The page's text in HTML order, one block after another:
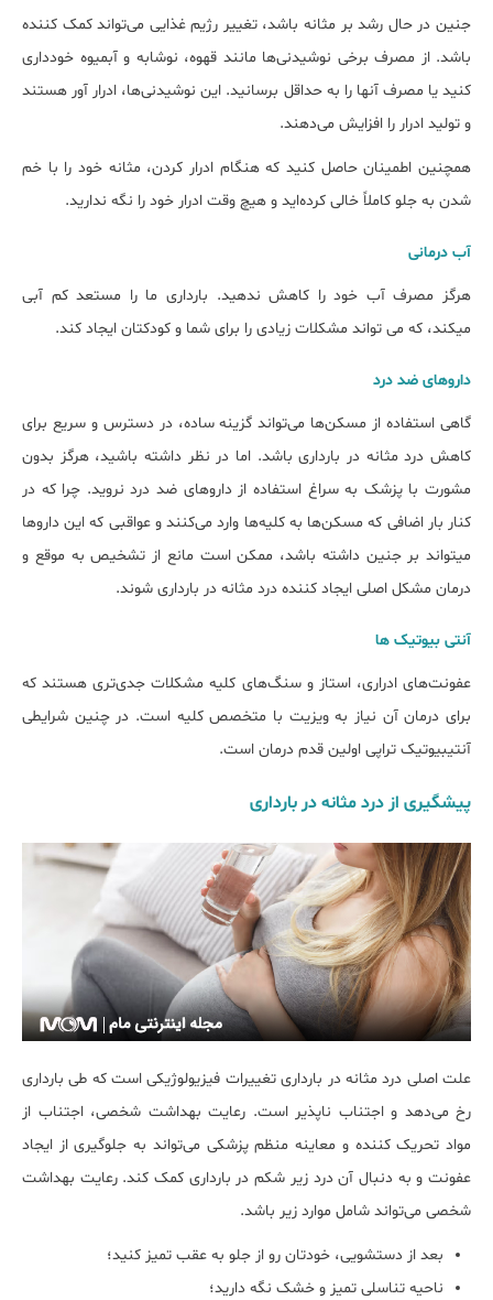
جنین در حال رشد بر مثانه باشد، تغییر رژیم غذایی می‌تواند کمک کننده
باشد. از مصرف برخی نوشیدنی‌‏ها مانند قهوه، نوشابه و آبمیوه خودداری
کنید یا مصرف آن‎ها را به حداقل برسانید. این نوشیدنی‎‌ها، ادرار آور هستند
و تولید ادرار را افزایش می‌‎دهند.
همچنین اطمینان حاصل کنید که هنگام ادرار کردن، مثانه خود را با خم
شدن به جلو کاملاً خالی کرده‌اید و هیچ وقت ادرار خود را نگه ندارید.
آب درمانی
هرگز مصرف آب خود را کاهش ندهید. بارداری ما را مستعد کم آبی
می‏کند، که می تواند مشکلات زیادی را برای شما و کودکتان ایجاد کند.
داروهای ضد درد
گاهی استفاده از مسکن‌ها می‌تواند گزینه ساده، در دسترس و سریع برای
کاهش درد مثانه در بارداری باشد. اما در نظر داشته باشید، هرگز بدون
مشورت با پزشک به سراغ استفاده از داروهای ضد درد نروید. چرا که در
کنار بار اضافی که مسکن‌ها به کلیه‌ها وارد می‌کنند و عواقبی که این داروها
می‎تواند بر جنین داشته باشد، ممکن است مانع از تشخیص به موقع و
درمان مشکل اصلی ایجاد کننده درد مثانه در بارداری شوند.
آنتی بیوتیک ها
عفونت‌های ادراری، استاز و سنگ‌های کلیه مشکلات جدی‌تری هستند که
برای درمان آن نیاز به ویزیت با متخصص کلیه است. در چنین شرایطی
آنتی‎بیوتیک تراپی اولین قدم درمان است.
پیشگیری از درد مثانه در بارداری
علت اصلی درد مثانه در بارداری تغییرات فیزیولوژیکی است که طی بارداری
رخ می‌دهد و اجتناب ناپذیر است. رعایت بهداشت شخصی، اجتناب از
مواد تحریک کننده و معاینه منظم پزشکی می‌تواند به جلوگیری از ایجاد
عفونت و به دنبال آن درد زیر شکم در بارداری کمک کند. رعایت بهداشت
شخصی می‌تواند شامل موارد زیر باشد.
بعد از دستشویی، خودتان رو از جلو به عقب تمیز کنید؛
ناحیه تناسلی تمیز و خشک نگه دارید؛